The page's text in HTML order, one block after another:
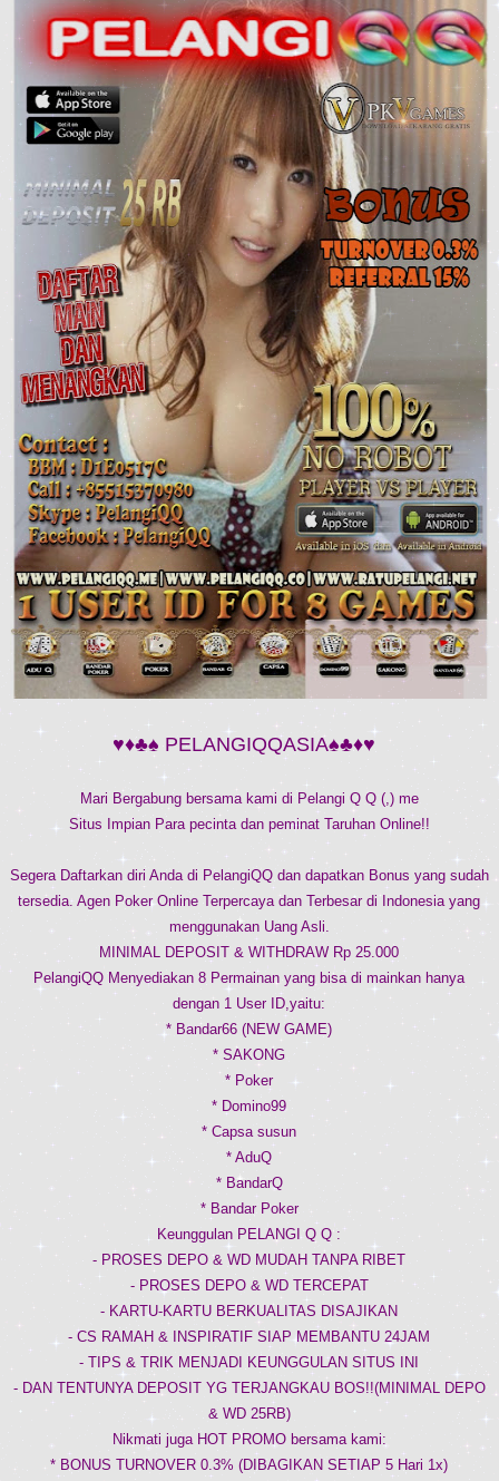
♥♦♣♠ PELANGIQQASIA♠♣♦♥
Mari Bergabung bersama kami di Pelangi Q Q (,) me
Situs Impian Para pecinta dan peminat Taruhan Online!!
Segera Daftarkan diri Anda di PelangiQQ dan dapatkan Bonus yang sudah
tersedia. Agen Poker Online Terpercaya dan Terbesar di Indonesia yang
menggunakan Uang Asli.
MINIMAL DEPOSIT & WITHDRAW Rp 25.000
PelangiQQ Menyediakan 8 Permainan yang bisa di mainkan hanya
dengan 1 User ID,yaitu:
* Bandar66 (NEW GAME)
* SAKONG
* Poker
* Domino99
* Capsa susun
* AduQ
* BandarQ
* Bandar Poker
Keunggulan PELANGI Q Q :
- PROSES DEPO & WD MUDAH TANPA RIBET
- PROSES DEPO & WD TERCEPAT
- KARTU-KARTU BERKUALITAS DISAJIKAN
- CS RAMAH & INSPIRATIF SIAP MEMBANTU 24JAM
- TIPS & TRIK MENJADI KEUNGGULAN SITUS INI
- DAN TENTUNYA DEPOSIT YG TERJANGKAU BOS!!(MINIMAL DEPO
& WD 25RB)
Nikmati juga HOT PROMO bersama kami:
* BONUS TURNOVER 0.3% (DIBAGIKAN SETIAP 5 Hari 1x)